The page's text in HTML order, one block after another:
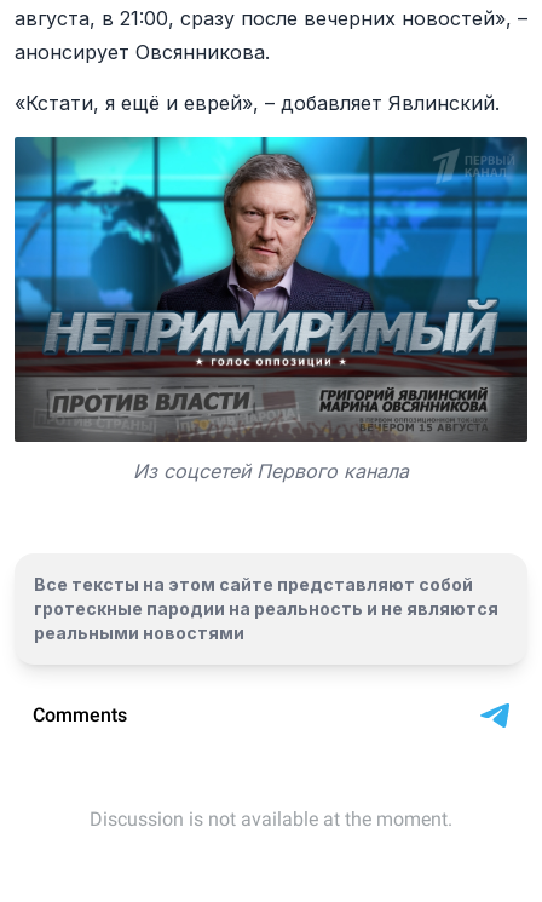
августа, в 21:00, сразу после вечерних новостей», –
анонсирует Овсянникова.
«Кстати, я ещё и еврей», – добавляет Явлинский.
Из соцсетей Первого канала
Все тексты на этом сайте представляют собой
гротескные пародии на реальность и не являются
реальными новостями